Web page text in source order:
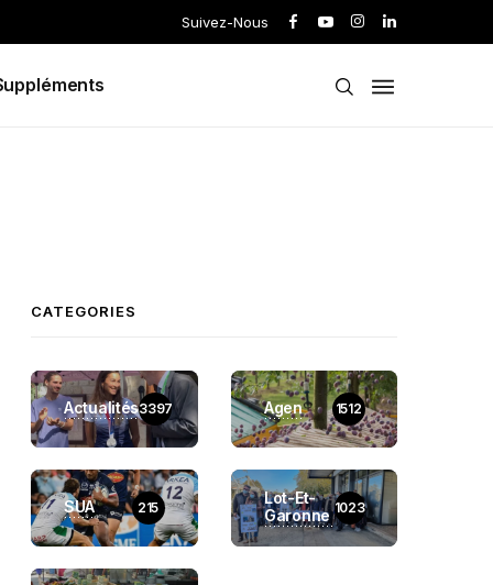
Suivez-Nous
CATEGORIES
Actualités3397 Agen 1512
SUA 215
Lot-Et-
Garonne 1023